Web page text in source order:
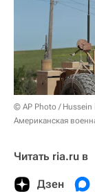
© AP Photo / Hussein
Американская
Читать ria.ru в
Дзен